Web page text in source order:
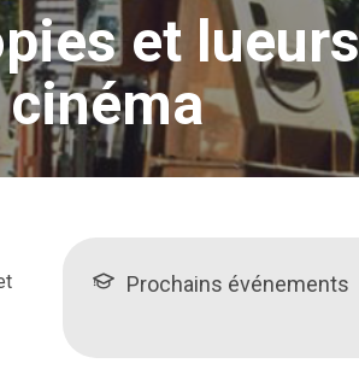
et lueurs
cinéma
Prochains événements